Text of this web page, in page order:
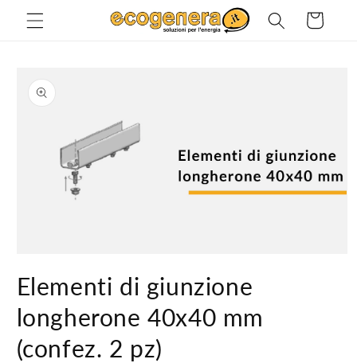
direttamente
Carrello
informazioni
sul prodotto
multimediali
1
in
finestra
modale
Elementi di giunzione
longherone 40x40 mm
(confez. 2 pz)